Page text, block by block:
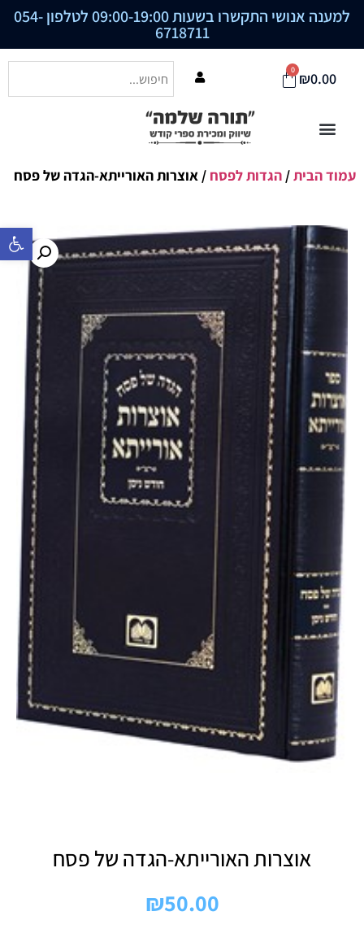
פתח סרגל
למענה אנושי התקשרו בשעות 09:00-19:00 לטלפון 054-
6718711
₪0.00
0
עמוד הבית/ הגדות לפסח / אוצרות האורייתא-הגדה של פסח
אוצרות האורייתא-הגדה של פסח
₪50.00